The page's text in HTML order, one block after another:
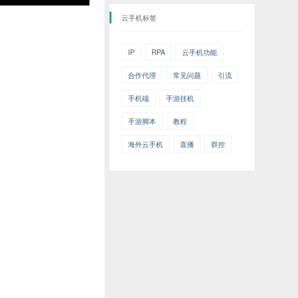
云手机标签
IP RPA 云手机功能
合作代理 常见问题 引流
手机端 手游挂机
手游脚本 教程
海外云手机 直播 群控